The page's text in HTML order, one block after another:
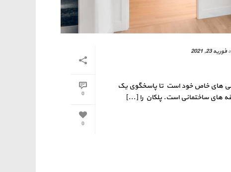
0
0
فوریه 23, 2021
های خاص خود است تا پاسخگوی یک
های ساختمانی است. پلکان را [...]